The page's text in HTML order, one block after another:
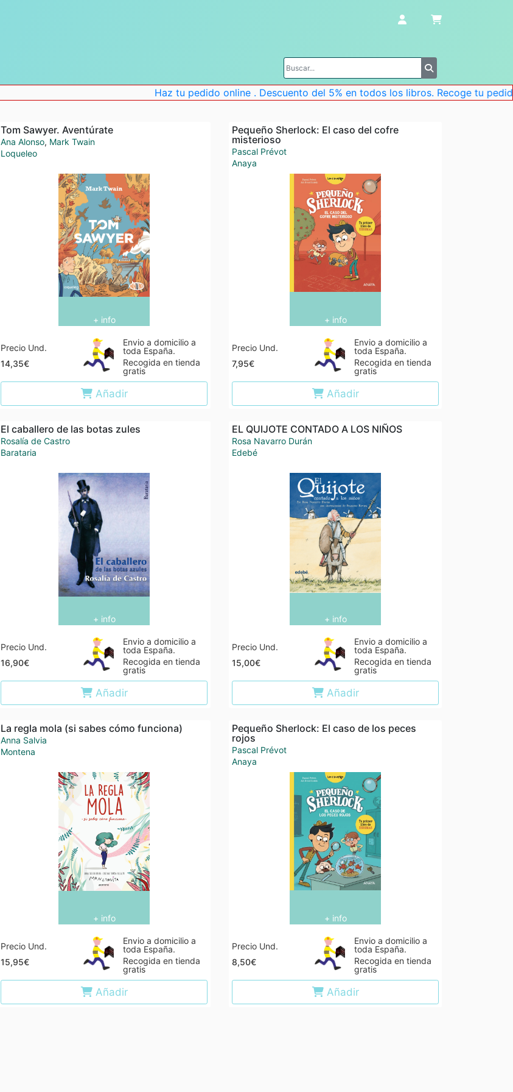
Haz tu pedido online . Descuento del 5% en todos los libros. Recoge tu pedido en la
Tom Sawyer. Aventúrate
Ana Alonso, Mark Twain
Loqueleo
+ info
Precio Und.
14,35€
Envio a domicilio a
toda España.
Recogida en tienda
gratis
Añadir
Pequeño Sherlock: El caso del cofre
misterioso
Pascal Prévot
Anaya
+ info
Precio Und.
7,95€
Envio a domicilio a
toda España.
Recogida en tienda
gratis
Añadir
El caballero de las botas zules
Rosalía de Castro
Barataria
+ info
Precio Und.
16,90€
Envio a domicilio a
toda España.
Recogida en tienda
gratis
Añadir
EL QUIJOTE CONTADO A LOS NIÑOS
Rosa Navarro Durán
Edebé
+ info
Precio Und.
15,00€
Envio a domicilio a
toda España.
Recogida en tienda
gratis
Añadir
La regla mola (si sabes cómo funciona)
Anna Salvia
Montena
+ info
Precio Und.
15,95€
Envio a domicilio a
toda España.
Recogida en tienda
gratis
Añadir
Pequeño Sherlock: El caso de los peces
rojos
Pascal Prévot
Anaya
+ info
Precio Und.
8,50€
Envio a domicilio a
toda España.
Recogida en tienda
gratis
Añadir